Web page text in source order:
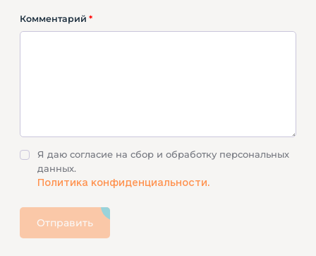
Комментарий *
Я даю согласие на сбор и обработку персональных
данных.
Политика конфиденциальности.
Отправить
ы
й
т
д
ы
х
А